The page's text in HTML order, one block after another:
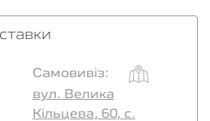
Самовивіз:
вул. Велика
Кільцева, 60, с.